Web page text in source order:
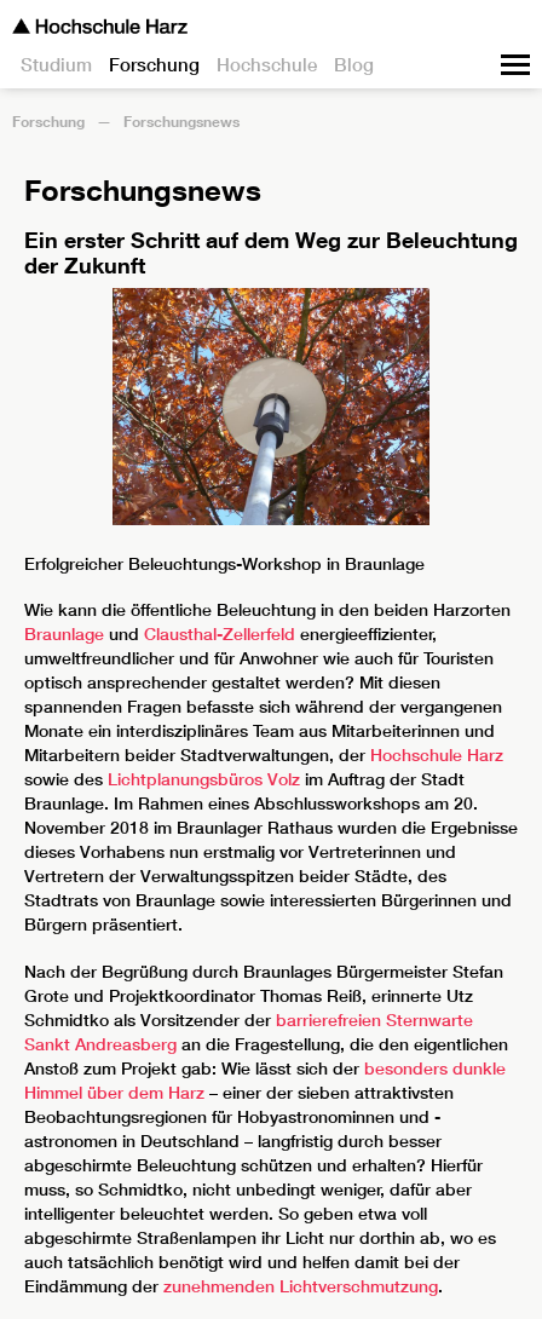
Studium Forschung Hochschule Blog
Forschung Forschungsnews
Forschungsnews
Ein erster Schritt auf dem Weg zur Beleuchtung
der Zukunft
im Kurpark von Braunlage
Erfolgreicher Beleuchtungs-Workshop in Braunlage
Wie kann die öffentliche Beleuchtung in den beiden Harzorten
Braunlage und Clausthal-Zellerfeld energieeffizienter,
umweltfreundlicher und für Anwohner wie auch für Touristen
optisch ansprechender gestaltet werden? Mit diesen
spannenden Fragen befasste sich während der vergangenen
Monate ein interdisziplinäres Team aus Mitarbeiterinnen und
Mitarbeitern beider Stadtverwaltungen, der Hochschule Harz
sowie des Lichtplanungsbüros Volz im Auftrag der Stadt
Braunlage. Im Rahmen eines Abschlussworkshops am 20.
November 2018 im Braunlager Rathaus wurden die Ergebnisse
dieses Vorhabens nun erstmalig vor Vertreterinnen und
Vertretern der Verwaltungsspitzen beider Städte, des
Stadtrats von Braunlage sowie interessierten Bürgerinnen und
Bürgern präsentiert.
Nach der Begrüßung durch Braunlages Bürgermeister Stefan
Grote und Projektkoordinator Thomas Reiß, erinnerte Utz
Schmidtko als Vorsitzender der barrierefreien Sternwarte
Sankt Andreasberg an die Fragestellung, die den eigentlichen
Anstoß zum Projekt gab: Wie lässt sich der besonders dunkle
Himmel über dem Harz – einer der sieben attraktivsten
Beobachtungsregionen für Hobyastronominnen und -
astronomen in Deutschland – langfristig durch besser
abgeschirmte Beleuchtung schützen und erhalten? Hierfür
muss, so Schmidtko, nicht unbedingt weniger, dafür aber
intelligenter beleuchtet werden. So geben etwa voll
abgeschirmte Straßenlampen ihr Licht nur dorthin ab, wo es
auch tatsächlich benötigt wird und helfen damit bei der
Eindämmung der zunehmenden Lichtverschmutzung.